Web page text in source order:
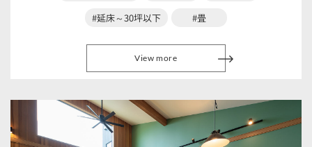
#延床～30坪以下
#畳
View more